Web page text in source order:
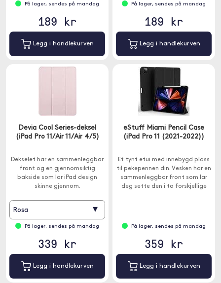
På lager, sendes på mandag
189 kr
Legg i handlekurven
På lager, sendes på mandag
189 kr
Legg i handlekurven
Devia Cool Series-deksel
(iPad Pro 11/Air 11/Air 4/5)
Dekselet har en sammenleggbar
front og en gjennomsiktig
bakside som lar iPad design
skinne gjennom.
Rosa ▾
På lager, sendes på mandag
339 kr
Legg i handlekurven
eStuff Miami Pencil Case
(iPad Pro 11 (2021-2022))
Et tynt etui med innebygd plass
til pekepennen din. Vesken har en
sammenleggbar front som lar
deg sette den i to forskjellige
På lager, sendes på mandag
359 kr
Legg i handlekurven